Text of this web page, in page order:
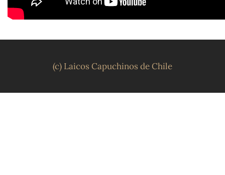
(c) Laicos Capuchinos de Chile